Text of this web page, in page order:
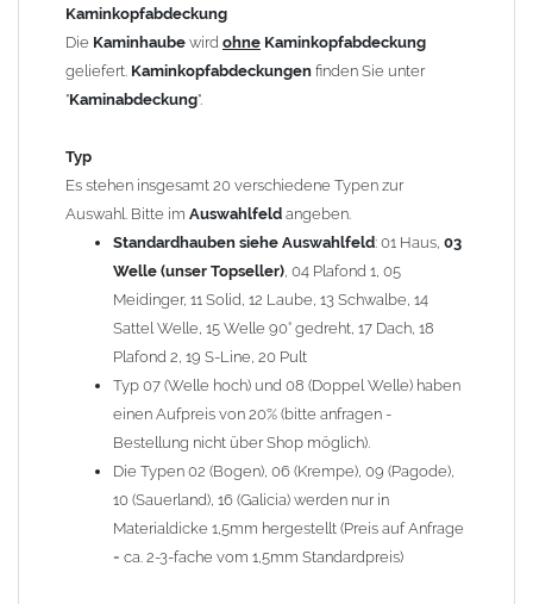
angefertigt.
DieKaminhaubekann mitklappbaren Stützen
für 4 Stützen = 96,89 EUR, Länge ab 1200mm 6 Stützen =
145,39 EUR) geliefert werden.
Ihrem zuständigen
Hinweis: FürKaminhaubenundKaminabdeckungenkönnen wir
Nachnahme anbieten!
Lieferzeit: ca. 1-2 Wochen nach Zahlungseingang
Sonderanfertigung: Die Kaminhaube wird kundenspezifisch
angefertigt - keine Rücknahme möglich!
Zum Bild vergößern, bitte auf das Bild klicken!
Kaminkopfabdeckung
Die Kaminhaube wird ohne Kaminkopfabdeckung
geliefert. Kaminkopfabdeckungen finden Sie unter
"Kaminabdeckung".
Typ
Es stehen insgesamt 20 verschiedene Typen zur
Auswahl. Bitte im Auswahlfeld angeben.
Standardhauben siehe Auswahlfeld: 01 Haus, 03
Welle (unser Topseller), 04 Plafond 1, 05
Meidinger, 11 Solid, 12 Laube, 13 Schwalbe, 14
Sattel Welle, 15 Welle 90° gedreht, 17 Dach, 18
Plafond 2, 19 S-Line, 20 Pult
Typ 07 (Welle hoch) und 08 (Doppel Welle) haben
einen Aufpreis von 20% (bitte anfragen -
Bestellung nicht über Shop möglich).
Die Typen 02 (Bogen), 06 (Krempe), 09 (Pagode),
10 (Sauerland), 16 (Galicia) werden nur in
Materialdicke 1,5mm hergestellt (Preis auf Anfrage
= ca. 2-3-fache vom 1,5mm Standardpreis)